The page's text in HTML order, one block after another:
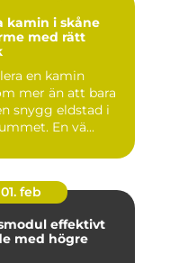
kamin i skåne
med rätt
en kamin
mer än att bara
snygg eldstad i
En vä...
01. feb
effektivt
med högre